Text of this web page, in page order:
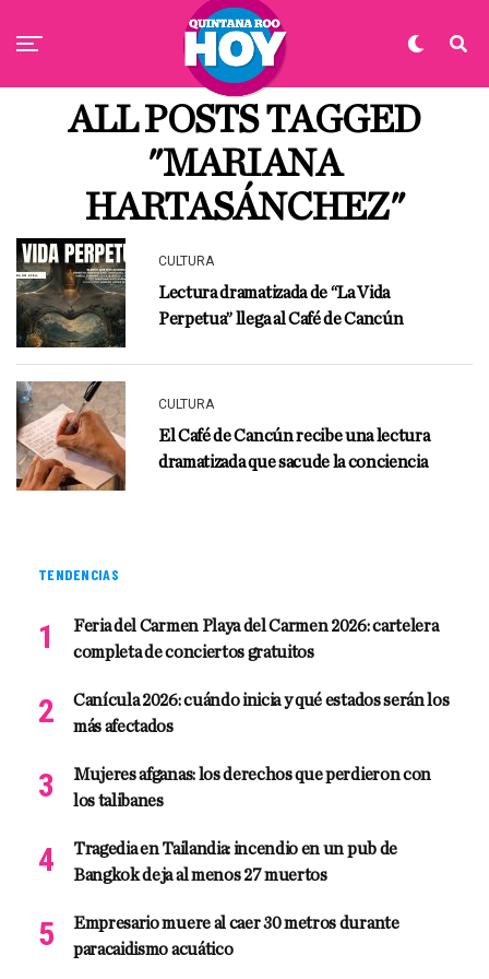
ALL POSTS TAGGED
"MARIANA
HARTASÁNCHEZ"
CULTURA
Lectura dramatizada de “La Vida
Perpetua” llega al Café de Cancún
CULTURA
El Café de Cancún recibe una lectura
dramatizada que sacude la conciencia
TENDENCIAS
Feria del Carmen Playa del Carmen 2026: cartelera
completa de conciertos gratuitos
Canícula 2026: cuándo inicia y qué estados serán los
más afectados
Mujeres afganas: los derechos que perdieron con
los talibanes
Tragedia en Tailandia: incendio en un pub de
Bangkok deja al menos 27 muertos
Empresario muere al caer 30 metros durante
paracaidismo acuático